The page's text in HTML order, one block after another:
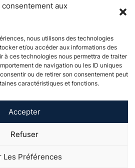
consentement aux
nous utilisons des technologies
et/ou accéder aux informations des
à ces technologies nous permettra de traiter
de navigation ou les ID uniques
ou de retirer son consentement peut
caractéristiques et fonctions.
Accepter
Refuser
Les Préférences
Événements
Catalogue de
formation